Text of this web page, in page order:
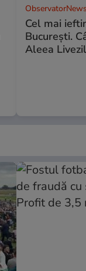
Cel mai
Bucureşti.
Aleea